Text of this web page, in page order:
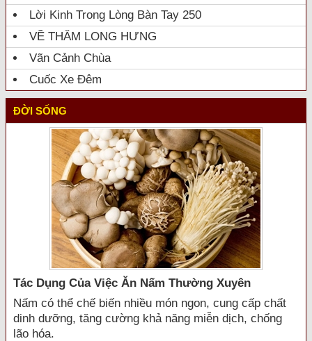
Lời Kinh Trong Lòng Bàn Tay 250
VỀ THĂM LONG HƯNG
Vãn Cảnh Chùa
Cuốc Xe Đêm
ĐỜI SỐNG
Tác Dụng Của Việc Ăn Nấm Thường Xuyên
Nấm có thể chế biến nhiều món ngon, cung cấp chất
dinh dưỡng, tăng cường khả năng miễn dịch, chống
lão hóa.